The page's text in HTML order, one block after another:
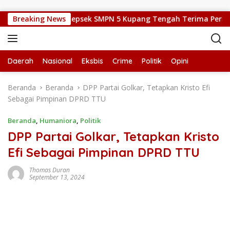
Breaking News
Pencak Silat, Kepsek SMPN 5 Kupang Tengah Terima
Daerah Nasional Eksbis Crime Politik Opini
Beranda Beranda
DPP Partai Golkar, Tetapkan Kristo Efi
Sebagai Pimpinan DPRD TTU
Beranda, Humaniora, Politik
DPP Partai Golkar, Tetapkan Kristo
Efi Sebagai Pimpinan DPRD TTU
Thomas Duran
September 13, 2024